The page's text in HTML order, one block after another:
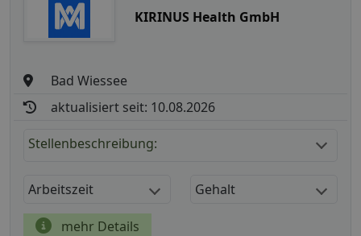
KIRINUS Health GmbH
Bad Wiessee
aktualisiert seit: 10.08.2026
Stellenbeschreibung:
Arbeitszeit Gehalt
mehr Details